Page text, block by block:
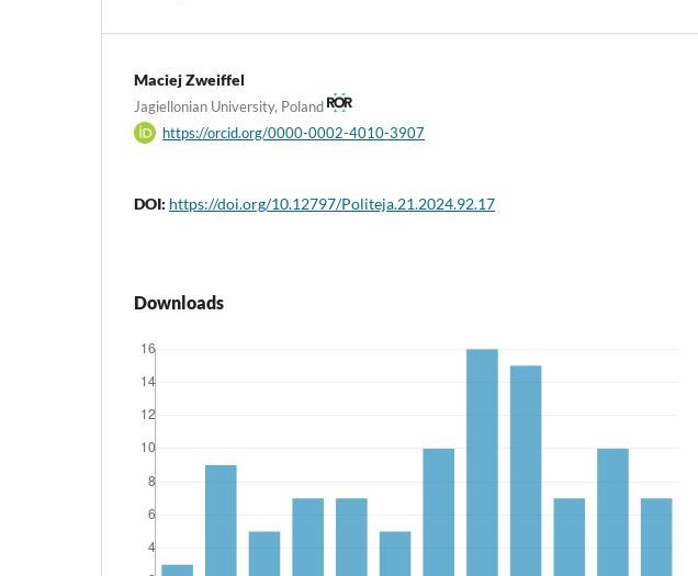
Maciej Zweiffel
Jagiellonian University, Poland
https://orcid.org/0000-0002-4010-3907
DOI: https://doi.org/10.12797/Politeja.21.2024.92.17
Downloads